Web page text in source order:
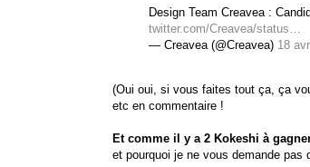
Design Team Creavea :
twitter.com/Creavea/status…
— Creavea (@Creavea) 18
(Oui oui, si vous faites tout ça, ça
etc en commentaire !
Et comme il y a 2 Kokeshi à
et pourquoi je ne vous demande